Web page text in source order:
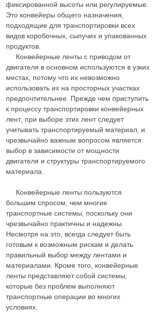
фиксированной высоты или регулируемые.
Это конвейеры общего назначения,
подходящие для транспортировки всех
видов коробочных, сыпучих и упакованных
продуктов.
Конвейерные ленты с приводом от
двигателя в основном используются в узких
местах, потому что их невозможно
использовать их на просторных участках
предпочтительнее. Прежде чем приступить
к процессу транспортировки конвейерных
лент, при выборе этих лент следует
учитывать транспортируемый материал, и
чрезвычайно важным вопросом является
выбор в зависимости от мощности
двигателя и структуры транспортируемого
материала.
Конвейерные ленты пользуются
большим спросом, чем многие
транспортные системы, поскольку они
чрезвычайно практичны и надежны.
Несмотря на это, всегда следует быть
готовым к возможным рискам и делать
правильный выбор между лентами и
материалами. Кроме того, конвейерные
ленты представляют собой системы,
которые без проблем выполняют
транспортные операции во многих
условиях.